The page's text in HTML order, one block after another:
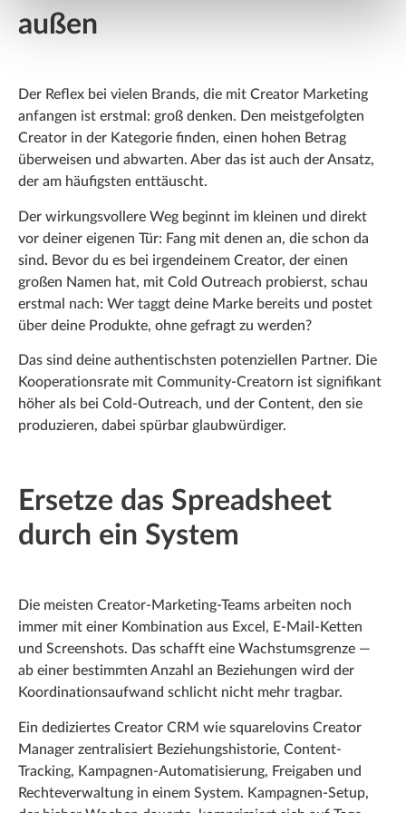
außen
Der Reflex bei vielen Brands, die mit Creator Marketing
anfangen ist erstmal: groß denken. Den meistgefolgten
Creator in der Kategorie finden, einen hohen Betrag
überweisen und abwarten. Aber das ist auch der Ansatz,
der am häufigsten enttäuscht.
Der wirkungsvollere Weg beginnt im kleinen und direkt
vor deiner eigenen Tür: Fang mit denen an, die schon da
sind. Bevor du es bei irgendeinem Creator, der einen
großen Namen hat, mit Cold Outreach probierst, schau
erstmal nach: Wer taggt deine Marke bereits und postet
über deine Produkte, ohne gefragt zu werden?
Das sind deine authentischsten potenziellen Partner. Die
Kooperationsrate mit Community-Creatorn ist signifikant
höher als bei Cold-Outreach, und der Content, den sie
produzieren, dabei spürbar glaubwürdiger.
Ersetze das Spreadsheet
durch ein System
Die meisten Creator-Marketing-Teams arbeiten noch
immer mit einer Kombination aus Excel, E-Mail-Ketten
und Screenshots. Das schafft eine Wachstumsgrenze —
ab einer bestimmten Anzahl an Beziehungen wird der
Koordinationsaufwand schlicht nicht mehr tragbar.
Ein dediziertes Creator CRM wie squarelovins Creator
Manager zentralisiert Beziehungshistorie, Content-
Tracking, Kampagnen-Automatisierung, Freigaben und
Rechteverwaltung in einem System. Kampagnen-Setup,